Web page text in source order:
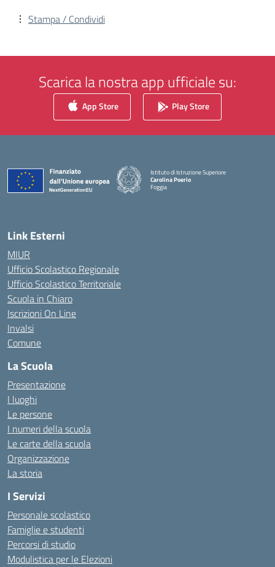
Stampa / Condividi
Scarica la nostra app ufficiale su:
App Store Play Store
Istituto di Istruzione Superiore
Carolina Poerio
Foggia
— Visita la pagina iniziale della scuola
Link Esterni
MIUR
Ufficio Scolastico Regionale
Ufficio Scolastico Territoriale
Scuola in Chiaro
Iscrizioni On Line
Invalsi
Comune
La Scuola
Presentazione
I luoghi
Le persone
I numeri della scuola
Le carte della scuola
Organizzazione
La storia
I Servizi
Personale scolastico
Famiglie e studenti
Percorsi di studio
Modulistica per le Elezioni